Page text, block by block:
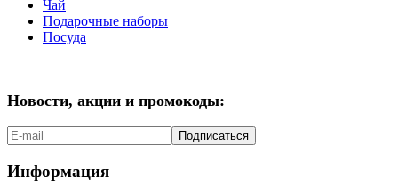
Чай
Подарочные наборы
Посуда
Новости, акции и промокоды:
Подписаться
Информация